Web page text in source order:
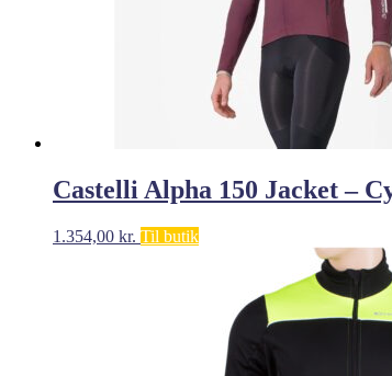
Castelli Alpha 150 Jacket –
1.354,00 kr. Til butik